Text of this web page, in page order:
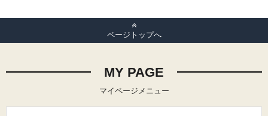
ページトップへ
MY PAGE
マイページメニュー